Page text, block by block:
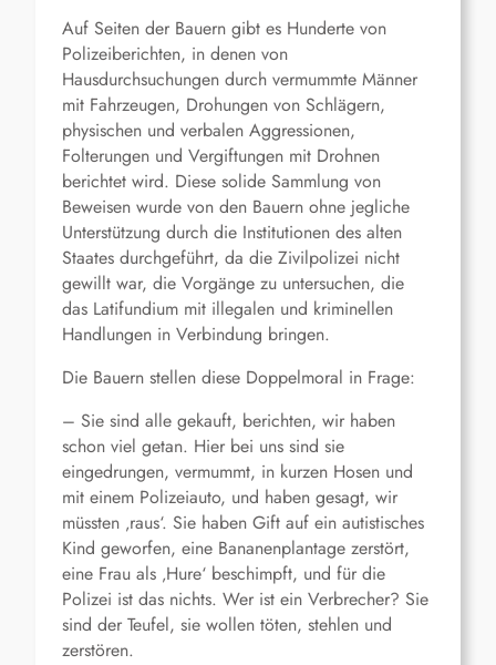
Auf Seiten der Bauern gibt es Hunderte von
Polizeiberichten, in denen von
Hausdurchsuchungen durch vermummte Männer
mit Fahrzeugen, Drohungen von Schlägern,
physischen und verbalen Aggressionen,
Folterungen und Vergiftungen mit Drohnen
berichtet wird. Diese solide Sammlung von
Beweisen wurde von den Bauern ohne jegliche
Unterstützung durch die Institutionen des alten
Staates durchgeführt, da die Zivilpolizei nicht
gewillt war, die Vorgänge zu untersuchen, die
das Latifundium mit illegalen und kriminellen
Handlungen in Verbindung bringen.
Die Bauern stellen diese Doppelmoral in Frage:
– Sie sind alle gekauft, berichten, wir haben
schon viel getan. Hier bei uns sind sie
eingedrungen, vermummt, in kurzen Hosen und
mit einem Polizeiauto, und haben gesagt, wir
müssten ‚raus‘. Sie haben Gift auf ein autistisches
Kind geworfen, eine Bananenplantage zerstört,
eine Frau als ‚Hure‘ beschimpft, und für die
Polizei ist das nichts. Wer ist ein Verbrecher? Sie
sind der Teufel, sie wollen töten, stehlen und
zerstören.